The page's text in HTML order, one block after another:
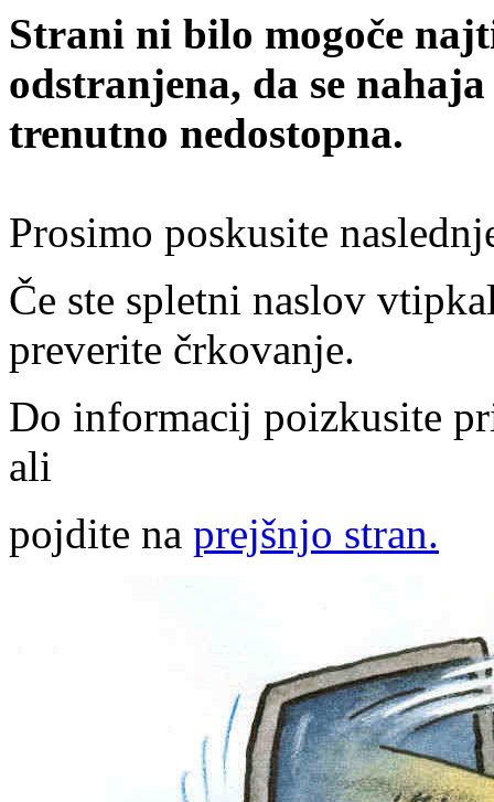
Strani ni bilo mogoče
odstranjena, da se
trenutno nedostopna.
Prosimo poskusite
Če ste spletni naslov
preverite črkovanje.
Do informacij poizkusite
ali
pojdite na prejšnjo stran.